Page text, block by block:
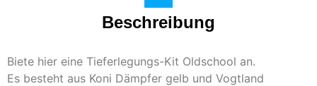
Beschreibung
Biete hier eine Tieferlegungs-Kit Oldschool an.
Es besteht aus Koni Dämpfer gelb und Vogtland